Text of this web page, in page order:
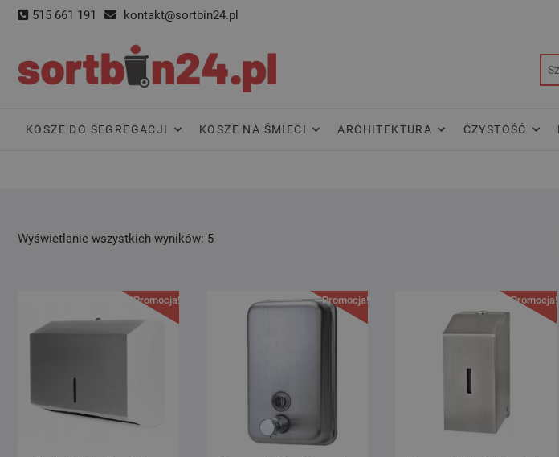
Skip
515 661 191 kontakt@sortbin24.pl
KOSZE DO SEGREGACJI KOSZE NA ŚMIECI ARCHITEKTURA CZYSTOŚĆ
Wyświetlanie wszystkich wyników: 5
Promocja! Promocja! Promocja!